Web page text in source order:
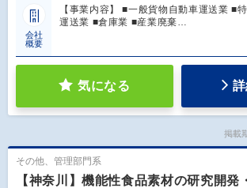
会社
概要
【事業内容】 ■一般貨物自動車運送業 ■
運送業 ■倉庫業 ■産業廃棄…
気になる
掲載
その他、管理部門系
【神奈川】機能性食品素材の研究開発